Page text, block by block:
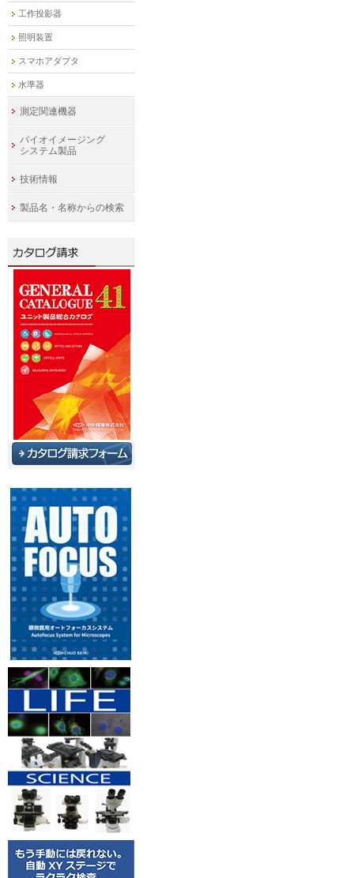
工作投影器
照明装置
スマホアダプタ
水準器
測定関連機器
バイオイメージング
システム製品
技術情報
製品名・名称からの検索